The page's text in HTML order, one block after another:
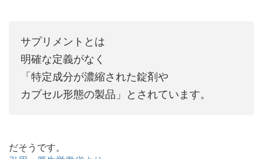
サプリメントとは
明確な定義がなく
「特定成分が濃縮された錠剤や
カプセル形態の製品」とされています。
だそうです。